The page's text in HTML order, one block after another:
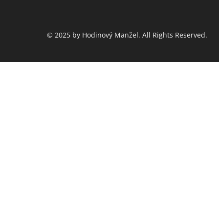
© 2025 by Hodinový Manžel. All Rights Reserved.